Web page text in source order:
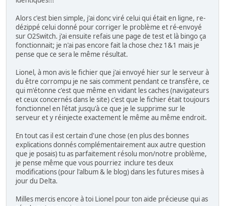
Alors c'est bien simple, j'ai donc viré celui qui était en ligne, re-
dézippé celui donné pour corriger le problème et ré-envoyé
sur O2Switch. j'ai ensuite refais une page de test et là bingo ça
fonctionnait; je n'ai pas encore fait la chose chez 1&1 mais je
pense que ce sera le même résultat.
Lionel, à mon avis le fichier que j'ai envoyé hier sur le serveur à
du être corrompu je ne sais comment pendant ce transfère, ce
qui m'étonne c'est que même en vidant les caches (navigateurs
et ceux concernés dans le site) c'est que le fichier était toujours
fonctionnel en l'état jusqu'à ce que je le supprime sur le
serveur et y réinjecte exactement le même au même endroit.
En tout cas il est certain d'une chose (en plus des bonnes
explications donnés complémentairement aux autre question
que je posais) tu as parfaitement résolu mon/notre problème,
je pense même que vous pourriez inclure tes deux
modifications (pour l'album & le blog) dans les futures mises à
jour du Delta.
Milles mercis encore à toi Lionel pour ton aide précieuse qui as